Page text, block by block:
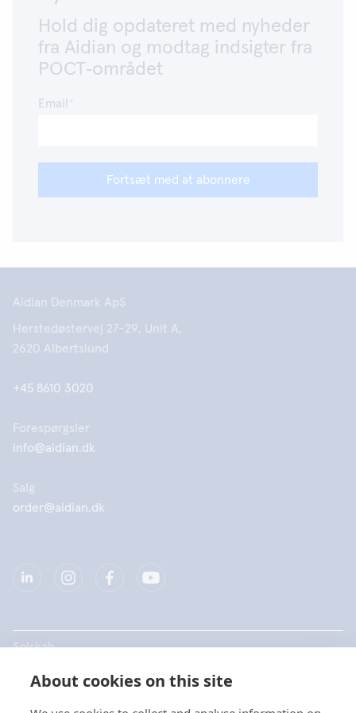
About cookies on this site
Hold dig opdateret med nyheder
fra Aidian og modtag indsigter fra
POCT‑området
Email
Fortsæt med at abonnere
Aidian Denmark ApS
Herstedøstervej 27-29, Unit A,
2620 Albertslund
+45 8610 3020
Forespørgsler
info@aidian.dk
Salg
order@aidian.dk
Selskab
Produkter